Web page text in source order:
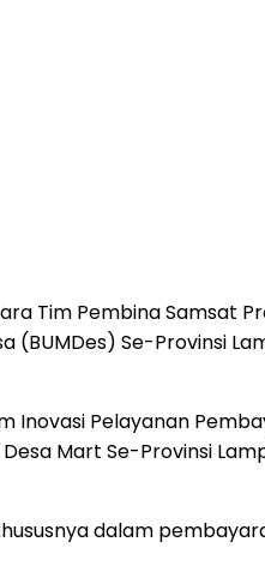
Tim Pembina Samsat
Se-Provinsi
Pelayanan
Mart Se-Provinsi
dalam